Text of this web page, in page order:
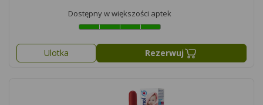
Dostępny w większości aptek
Ulotka Rezerwuj